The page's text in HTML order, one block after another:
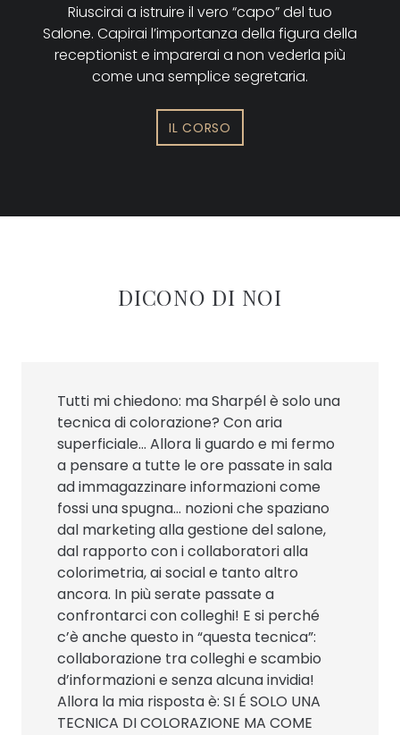
Riuscirai a istruire il vero “capo” del tuo
Salone. Capirai l’importanza della figura della
receptionist e imparerai a non vederla più
come una semplice segretaria.
IL CORSO
DICONO DI NOI
Tutti mi chiedono: ma Sharpél è solo una
tecnica di colorazione? Con aria
superficiale… Allora li guardo e mi fermo
a pensare a tutte le ore passate in sala
ad immagazzinare informazioni come
fossi una spugna… nozioni che spaziano
dal marketing alla gestione del salone,
dal rapporto con i collaboratori alla
colorimetria, ai social e tanto altro
ancora. In più serate passate a
confrontarci con colleghi! E si perché
c’è anche questo in “questa tecnica”:
collaborazione tra colleghi e scambio
d’informazioni e senza alcuna invidia!
Allora la mia risposta è: SI É SOLO UNA
TECNICA DI COLORAZIONE MA COME